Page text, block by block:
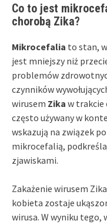
Co to jest
chorobą Zika?
Mikrocefalia to stan,
jest mniejszy niż
problemów
czynników
wirusem Zika w trakcie
często używany w
wskazują na związek
mikrocefalią,
zjawiskami.
Zakażenie wirusem
kobieta zostaje
wirusa. W wyniku tego,